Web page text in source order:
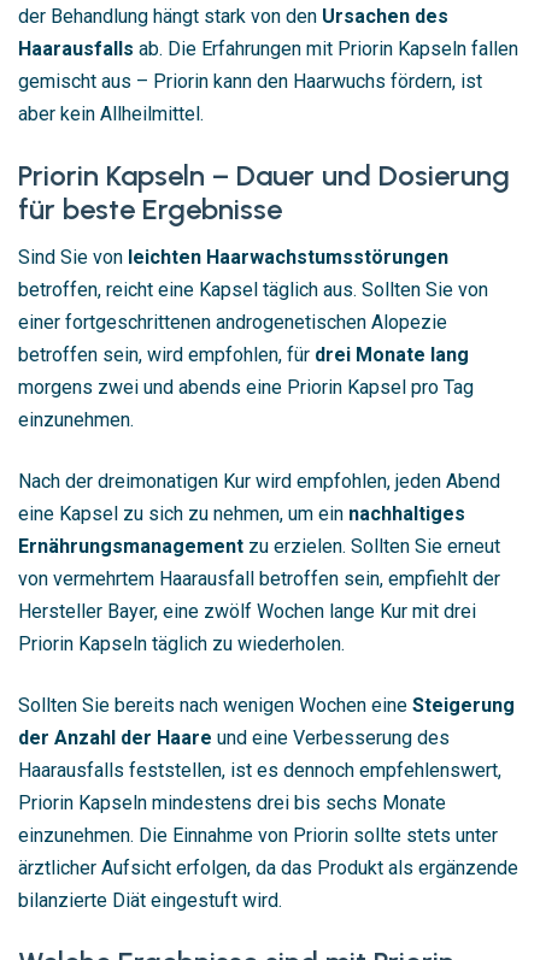
der Behandlung hängt stark von den Ursachen des
Haarausfalls ab. Die Erfahrungen mit Priorin Kapseln fallen
gemischt aus – Priorin kann den Haarwuchs fördern, ist
aber kein Allheilmittel.
Priorin Kapseln – Dauer und Dosierung
für beste Ergebnisse
Sind Sie von leichten Haarwachstumsstörungen
betroffen, reicht eine Kapsel täglich aus. Sollten Sie von
einer fortgeschrittenen androgenetischen Alopezie
betroffen sein, wird empfohlen, für drei Monate lang
morgens zwei und abends eine Priorin Kapsel pro Tag
einzunehmen.
Nach der dreimonatigen Kur wird empfohlen, jeden Abend
eine Kapsel zu sich zu nehmen, um ein nachhaltiges
Ernährungsmanagement zu erzielen. Sollten Sie erneut
von vermehrtem Haarausfall betroffen sein, empfiehlt der
Hersteller Bayer, eine zwölf Wochen lange Kur mit drei
Priorin Kapseln täglich zu wiederholen.
Sollten Sie bereits nach wenigen Wochen eine Steigerung
der Anzahl der Haare und eine Verbesserung des
Haarausfalls feststellen, ist es dennoch empfehlenswert,
Priorin Kapseln mindestens drei bis sechs Monate
einzunehmen. Die Einnahme von Priorin sollte stets unter
ärztlicher Aufsicht erfolgen, da das Produkt als ergänzende
bilanzierte Diät eingestuft wird.